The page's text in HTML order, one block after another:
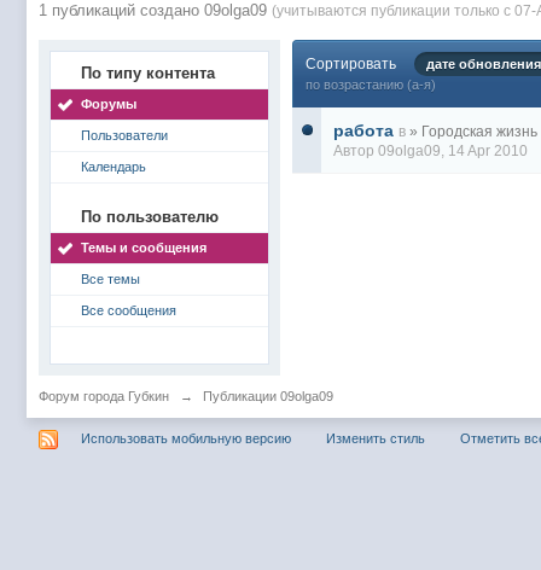
1 публикаций создано 09olga09 (учитываются публикации только с
По типу контента
Форумы
Пользователи
Календарь
По пользователю
Темы и сообщения
Все темы
Все сообщения
Сортировать
дате обновления
по возрастанию (а-я)
работа в » Городская жизнь
Автор 09olga09, 14 Apr 2010
Форум города Губкин → Публикации 09olga09
Использовать мобильную версию Изменить стиль Отметить